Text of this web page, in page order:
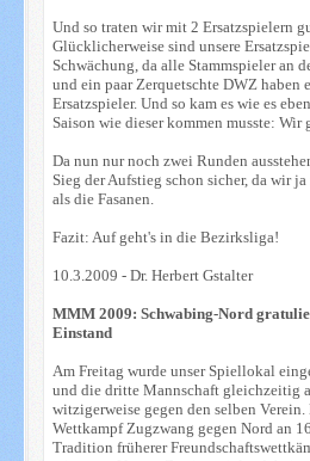
Und so traten wir mit 2 Ersatzspielern
Glücklicherweise sind unsere
Schwächung, da alle Stammspieler an
und ein paar Zerquetschte DWZ haben
Ersatzspieler. Und so kam es wie es
Saison wie dieser kommen musste: Wir
Da nun nur noch zwei Runden
Sieg der Aufstieg schon sicher, da wir
als die Fasanen.
Fazit: Auf geht's in die Bezirksliga!
10.3.2009 - Dr. Herbert Gstalter
MMM 2009: Schwabing-Nord
Einstand
Am Freitag wurde unser Spiellokal
und die dritte Mannschaft gleichzeitig
witzigerweise gegen den selben Verein.
Wettkampf Zugzwang gegen Nord an
Tradition früherer